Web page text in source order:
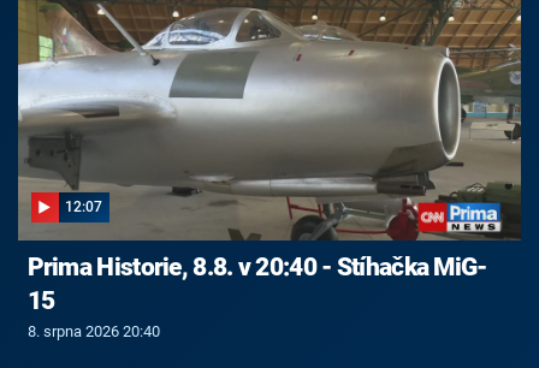
12:07
Prima Historie, 8.8. v 20:40 - Stíhačka MiG-
15
8. srpna 2026 20:40